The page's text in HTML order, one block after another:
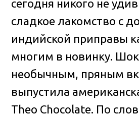
сегодня никого не
сладкое лакомство с
индийской приправы
многим в новинку.
необычным, пряным
выпустила
Theo Chocolate. По